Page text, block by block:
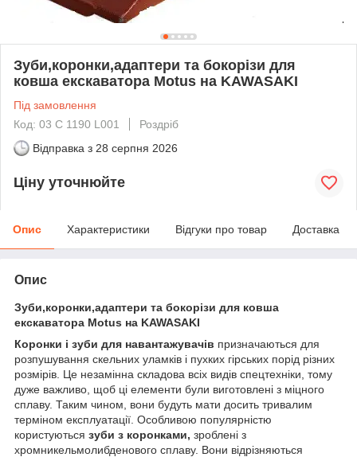
Зуби,коронки,адаптери та бокорізи для
ковша екскаватора Motus на KAWASAKI
Під замовлення
Код: 03 C 1190 L001
Роздріб
Відправка з 28 серпня 2026
Ціну уточнюйте
Опис Характеристики Відгуки про товар Доставка
Опис
Зуби,коронки,адаптери та бокорізи для ковша
екскаватора Motus на KAWASAKI
Коронки і зуби для навантажувачів призначаються для
розпушування скельних уламків і пухких гірських порід різних
розмірів. Це незамінна складова всіх видів спецтехніки, тому
дуже важливо, щоб ці елементи були виготовлені з міцного
сплаву. Таким чином, вони будуть мати досить тривалим
терміном експлуатації. Особливою популярністю
користуються зуби з коронками, зроблені з
хромникельмолибденового сплаву. Вони відрізняються